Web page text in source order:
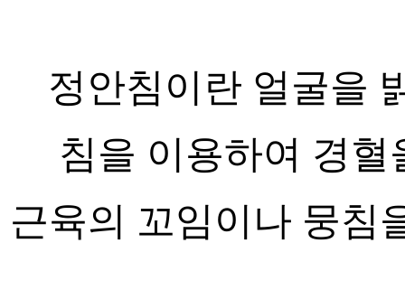
정안침이란 얼굴을
침을 이용하여 경
근육의 꼬임이나 뭉침